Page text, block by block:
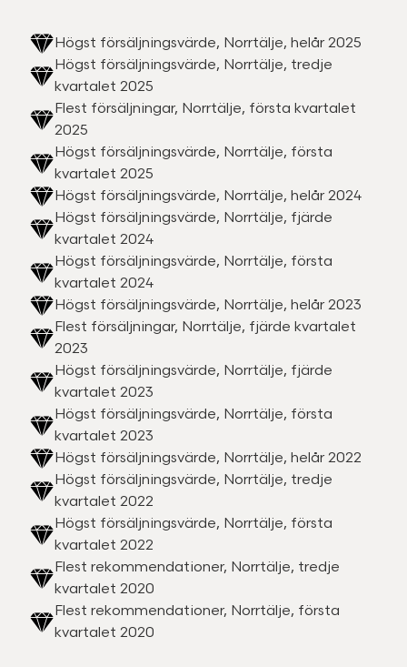
Högst försäljningsvärde, Norrtälje, helår 2025
Högst försäljningsvärde, Norrtälje, tredje
kvartalet 2025
Flest försäljningar, Norrtälje, första kvartalet
2025
Högst försäljningsvärde, Norrtälje, första
kvartalet 2025
Högst försäljningsvärde, Norrtälje, helår 2024
Högst försäljningsvärde, Norrtälje, fjärde
kvartalet 2024
Högst försäljningsvärde, Norrtälje, första
kvartalet 2024
Högst försäljningsvärde, Norrtälje, helår 2023
Flest försäljningar, Norrtälje, fjärde kvartalet
2023
Högst försäljningsvärde, Norrtälje, fjärde
kvartalet 2023
Högst försäljningsvärde, Norrtälje, första
kvartalet 2023
Högst försäljningsvärde, Norrtälje, helår 2022
Högst försäljningsvärde, Norrtälje, tredje
kvartalet 2022
Högst försäljningsvärde, Norrtälje, första
kvartalet 2022
Flest rekommendationer, Norrtälje, tredje
kvartalet 2020
Flest rekommendationer, Norrtälje, första
kvartalet 2020